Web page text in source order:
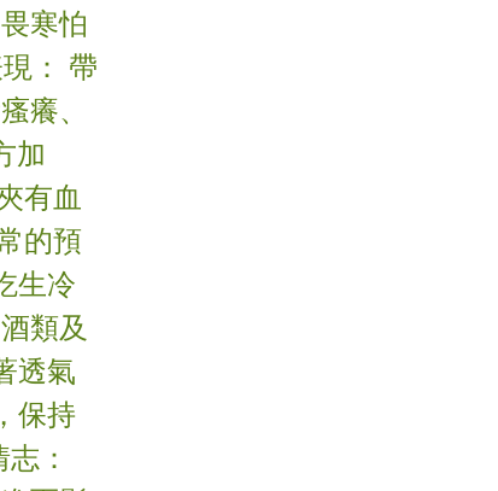
寒怕
： 帶
癢、
加
有血
的預
生冷
類及
透氣
保持
：